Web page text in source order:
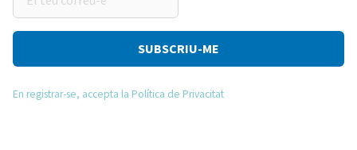
teu
correu-
En registrar-se, accepta la Política de Privacitat